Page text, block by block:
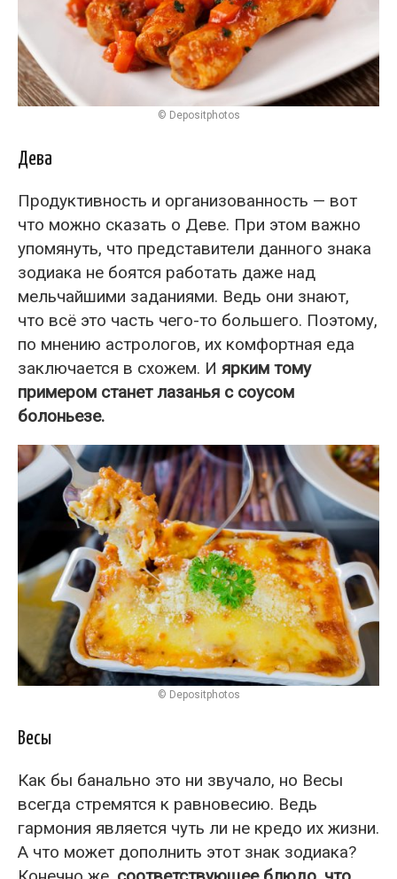
© Depositphotos
Дева
Продуктивность и организованность — вот
что можно сказать о Деве. При этом важно
упомянуть, что представители данного знака
зодиака не боятся работать даже над
мельчайшими заданиями. Ведь они знают,
что всё это часть чего-то большего. Поэтому,
по мнению астрологов, их комфортная еда
заключается в схожем. И ярким тому
примером станет лазанья с соусом
болоньезе.
© Depositphotos
Весы
Как бы банально это ни звучало, но Весы
всегда стремятся к равновесию. Ведь
гармония является чуть ли не кредо их жизни.
А что может дополнить этот знак зодиака?